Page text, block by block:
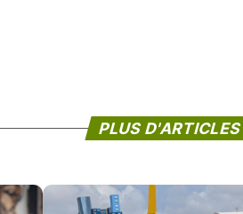
PLUS D'ARTICLES